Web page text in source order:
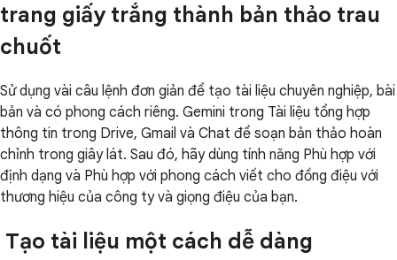
trang giấy trắng thành bản thảo trau
chuốt
Sử dụng vài câu lệnh đơn giản để tạo tài liệu chuyên nghiệp, bài
bản và có phong cách riêng. Gemini trong Tài liệu tổng hợp
thông tin trong Drive, Gmail và Chat để soạn bản thảo hoàn
chỉnh trong giây lát. Sau đó, hãy dùng tính năng Phù hợp với
định dạng và Phù hợp với phong cách viết cho đồng điệu với
thương hiệu của công ty và giọng điệu của bạn.
Tạo tài liệu một cách dễ dàng